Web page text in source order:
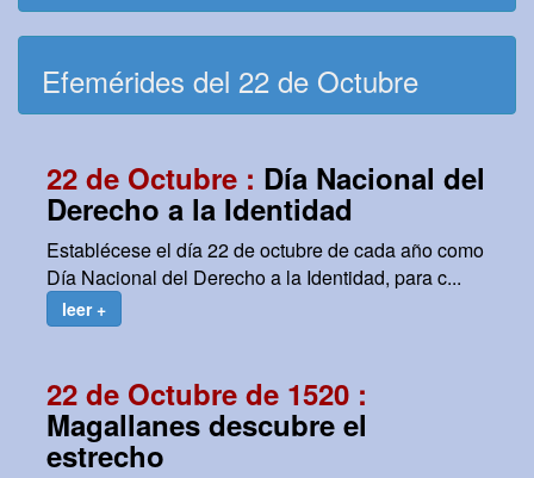
Efemérides del 22 de Octubre
22 de Octubre : Día Nacional del
Derecho a la Identidad
Establécese el día 22 de octubre de cada año como
Día Nacional del Derecho a la Identidad, para c...
leer +
22 de Octubre de 1520 :
Magallanes descubre el
estrecho